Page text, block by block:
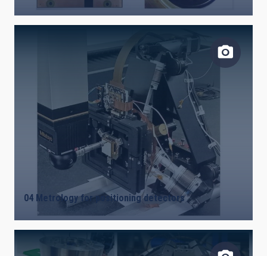
04 Metrology for positioning detectors